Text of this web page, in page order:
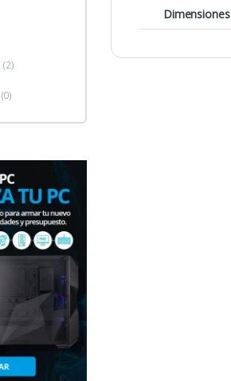
Dimensiones
(2)
(0)